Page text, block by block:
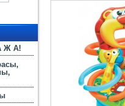
Ж А!